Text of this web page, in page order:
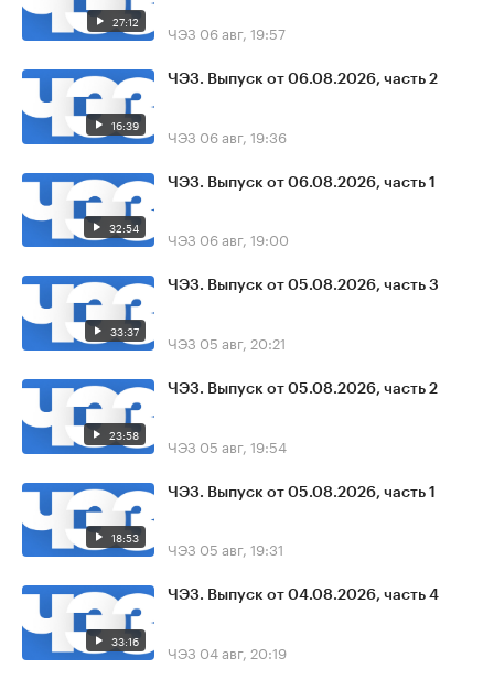
27:12 ЧЭЗ 06 авг, 19:57
16:39
ЧЭЗ. Выпуск от 06.08.2026, часть 2
ЧЭЗ 06 авг, 19:36
32:54
ЧЭЗ. Выпуск от 06.08.2026, часть 1
ЧЭЗ 06 авг, 19:00
33:37
ЧЭЗ. Выпуск от 05.08.2026, часть 3
ЧЭЗ 05 авг, 20:21
23:58
ЧЭЗ. Выпуск от 05.08.2026, часть 2
ЧЭЗ 05 авг, 19:54
18:53
ЧЭЗ. Выпуск от 05.08.2026, часть 1
ЧЭЗ 05 авг, 19:31
33:16
ЧЭЗ. Выпуск от 04.08.2026, часть 4
ЧЭЗ 04 авг, 20:19